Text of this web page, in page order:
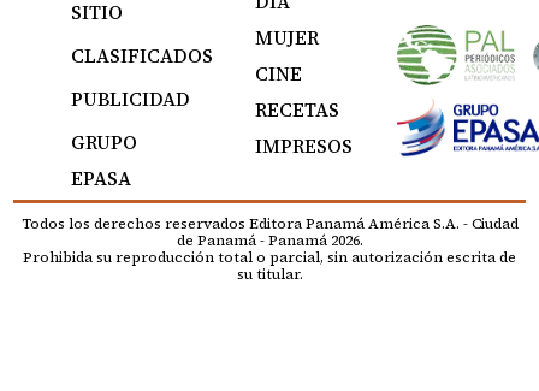
SITIO
CLASIFICADOS
PUBLICIDAD
GRUPO
EPASA
MUJER
CINE
RECETAS
IMPRESOS
Todos los derechos reservados Editora Panamá América S.A. - Ciudad
de Panamá - Panamá 2026.
Prohibida su reproducción total o parcial, sin autorización escrita de
su titular.